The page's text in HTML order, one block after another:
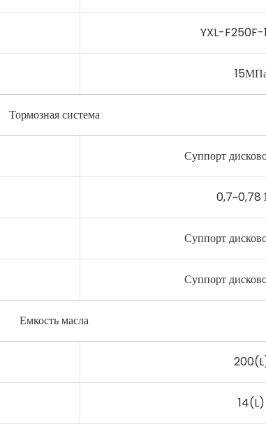
YXL-
Тормозная система
Суппорт
Суппорт
Суппорт
Емкость масла
14(L)